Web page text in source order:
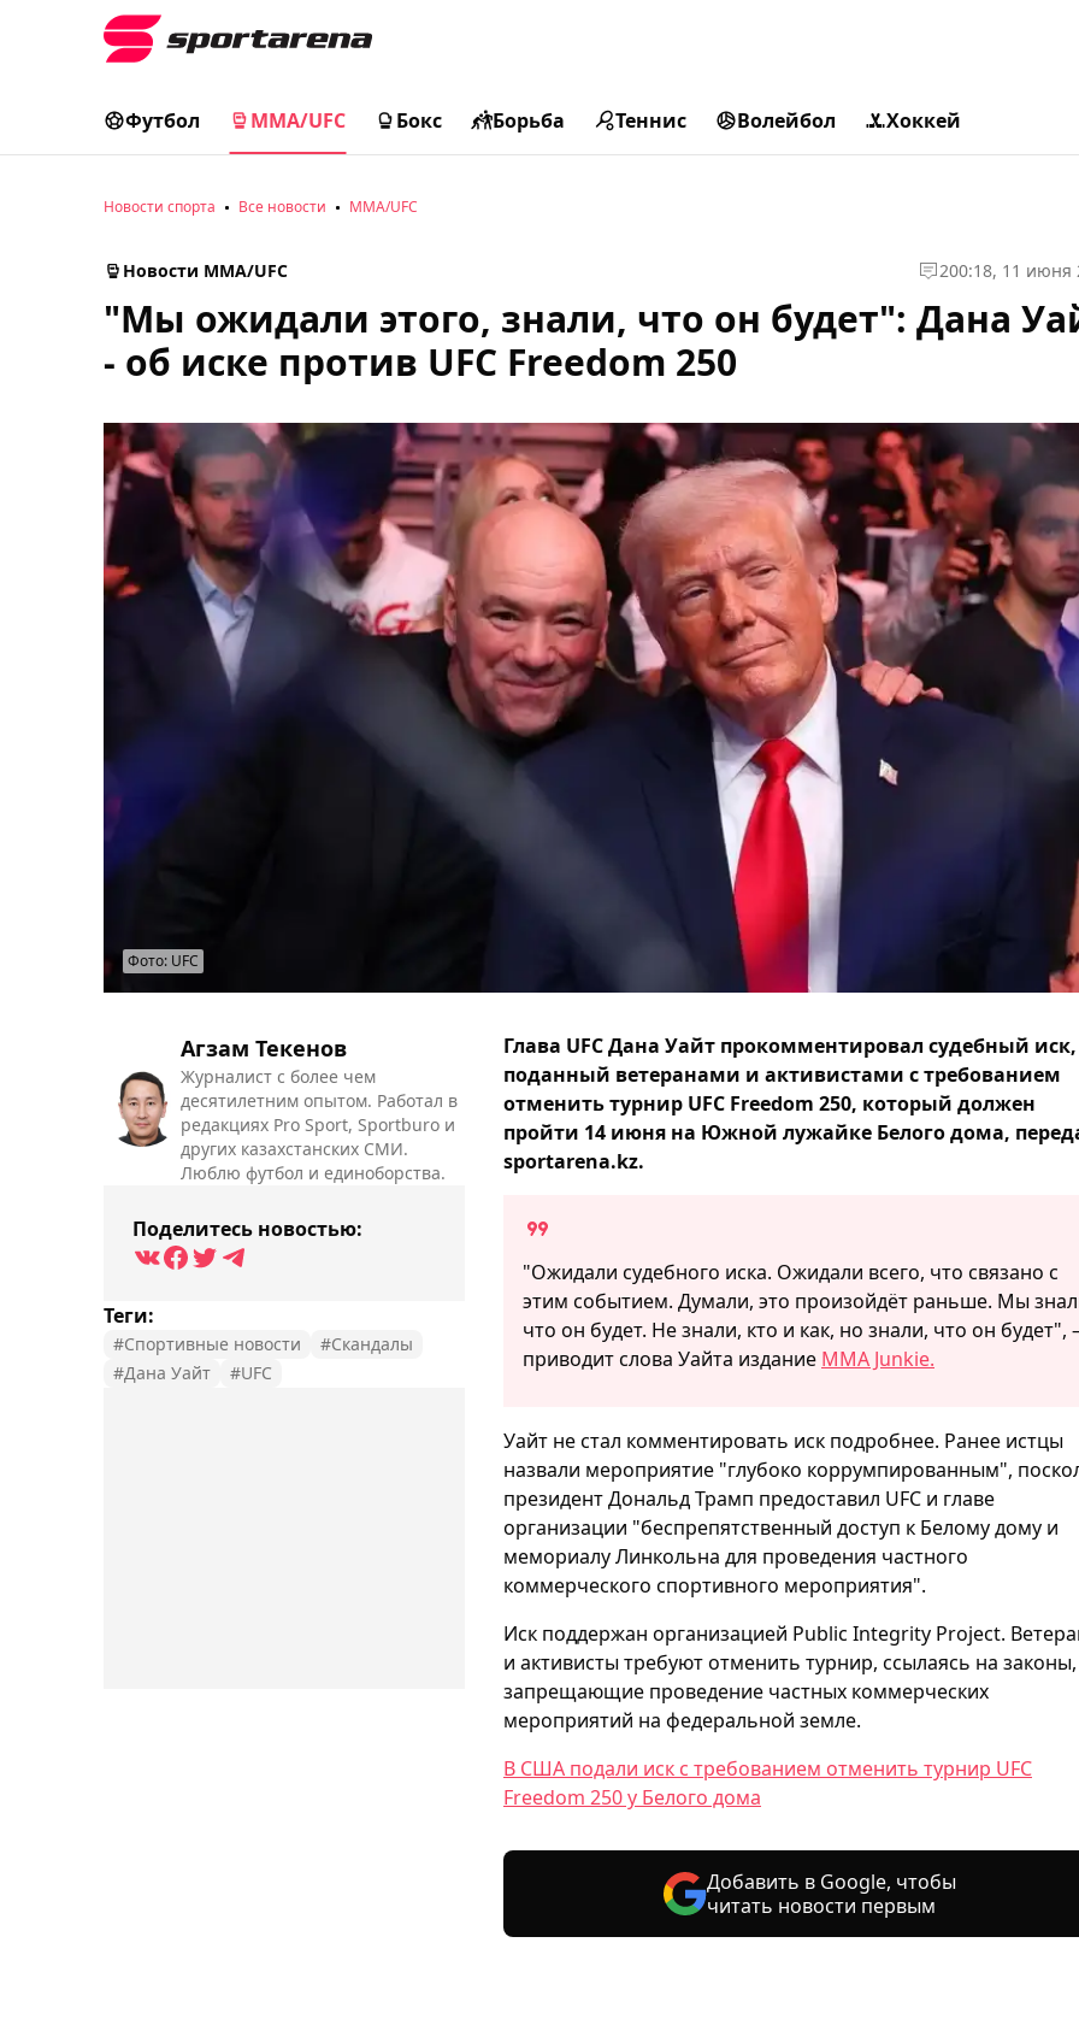
Футбол MMA/UFC Бокс Борьба Теннис Волейбол Хоккей
Новости спорта Все новости MMA/UFC
Новости MMA/UFC 200:18, 11 июня
"Мы ожидали этого, знали, что он будет": Дана
- об иске против UFC Freedom 250
Фото: UFC
Агзам Текенов
Журналист с более чем
десятилетним опытом. Работал в
редакциях Pro Sport, Sportburo и
других казахстанских СМИ.
Люблю футбол и единоборства.
Поделитесь новостью:
Теги:
#Спортивные новости
#Скандалы
#Дана Уайт
#UFC
Глава UFC Дана Уайт прокомментировал судебный иск,
поданный ветеранами и активистами с требованием
отменить турнир UFC Freedom 250, который должен
пройти 14 июня на Южной лужайке Белого дома,
sportarena.kz.
"Ожидали судебного иска. Ожидали всего, что связано с
этим событием. Думали, это произойдёт раньше. Мы
что он будет. Не знали, кто и как, но знали, что он
приводит слова Уайта издание MMA Junkie.
Уайт не стал комментировать иск подробнее. Ранее истцы
назвали мероприятие "глубоко коррумпированным",
президент Дональд Трамп предоставил UFC и главе
организации "беспрепятственный доступ к Белому дому и
мемориалу Линкольна для проведения частного
коммерческого спортивного мероприятия".
Иск поддержан организацией Public Integrity Project.
и активисты требуют отменить турнир, ссылаясь на законы,
запрещающие проведение частных коммерческих
мероприятий на федеральной земле.
В США подали иск с требованием отменить турнир UFC
Freedom 250 у Белого дома
Добавить в Google, чтобы
читать новости первым